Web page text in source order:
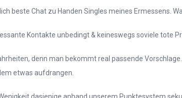
beste Chat zu Handen Singles meines Ermessens.
Kontakte unbedingt & keineswegs soviele tote
denn man bekommt real passende
etwas aufdrangen.